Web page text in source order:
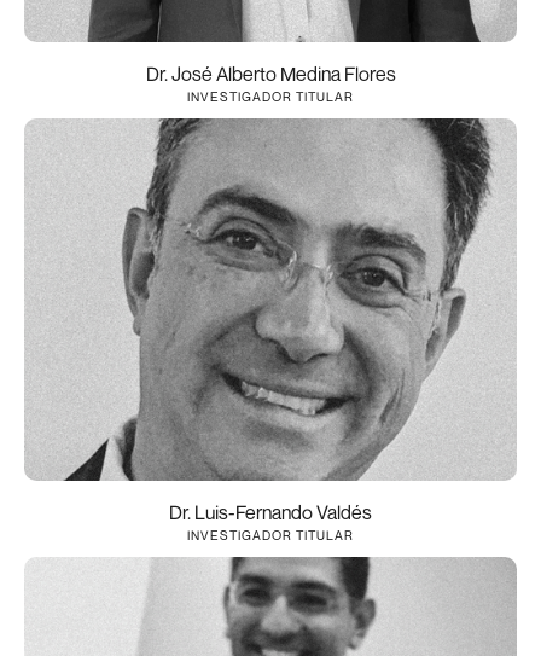
Dr. José Alberto Medina Flores
INVESTIGADOR TITULAR
Dr. Luis-Fernando Valdés
INVESTIGADOR TITULAR